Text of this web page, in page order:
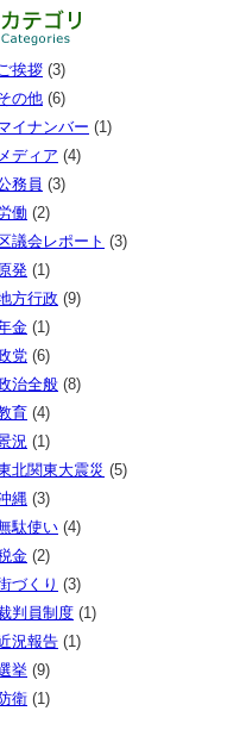
ご挨拶 (3)
の他 (6)
イナンバー (1)
メディア (4)
務員 (3)
働 (2)
議会レポート (3)
原発 (1)
方行政 (9)
金 (1)
党 (6)
治全般 (8)
育 (4)
況 (1)
北関東大震災 (5)
縄 (3)
駄使い (4)
金 (2)
づくり (3)
判員制度 (1)
況報告 (1)
挙 (9)
衛 (1)